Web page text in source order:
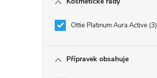
Ottie Platinum Aura Active 3
Přípravek obsahuje